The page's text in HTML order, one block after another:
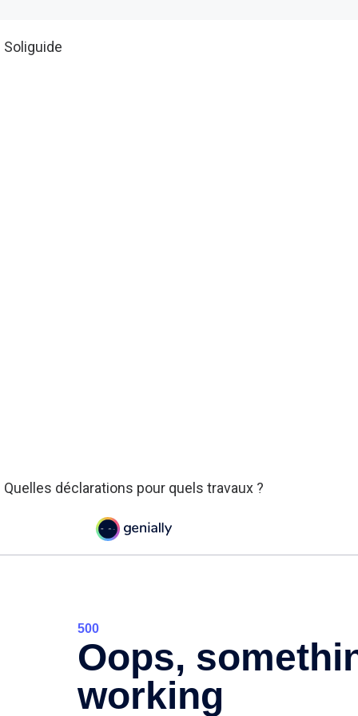
Soliguide
Quelles déclarations pour quels travaux ?